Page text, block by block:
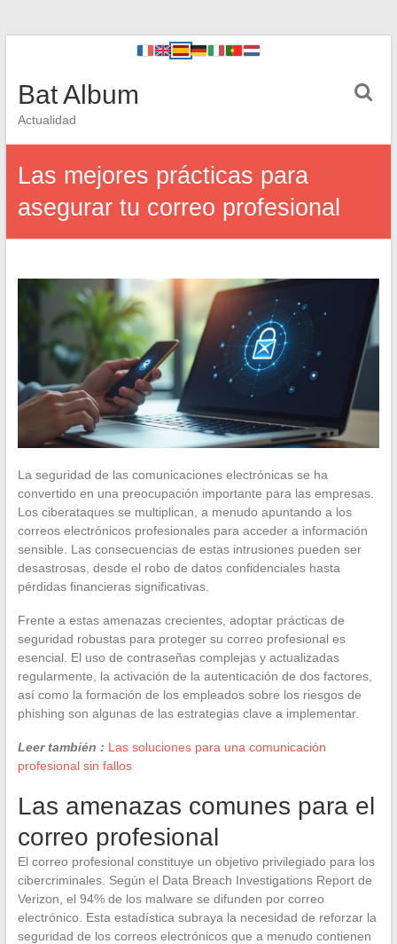
Bat Album
Actualidad
Las mejores prácticas para
asegurar tu correo profesional
La seguridad de las comunicaciones electrónicas se ha
convertido en una preocupación importante para las empresas.
Los ciberataques se multiplican, a menudo apuntando a los
correos electrónicos profesionales para acceder a información
sensible. Las consecuencias de estas intrusiones pueden ser
desastrosas, desde el robo de datos confidenciales hasta
pérdidas financieras significativas.
Frente a estas amenazas crecientes, adoptar prácticas de
seguridad robustas para proteger su correo profesional es
esencial. El uso de contraseñas complejas y actualizadas
regularmente, la activación de la autenticación de dos factores,
así como la formación de los empleados sobre los riesgos de
phishing son algunas de las estrategias clave a implementar.
Leer también : Las soluciones para una comunicación
profesional sin fallos
Las amenazas comunes para el
correo profesional
El correo profesional constituye un objetivo privilegiado para los
cibercriminales. Según el Data Breach Investigations Report de
Verizon, el 94% de los malware se difunden por correo
electrónico. Esta estadística subraya la necesidad de reforzar la
seguridad de los correos electrónicos que a menudo contienen